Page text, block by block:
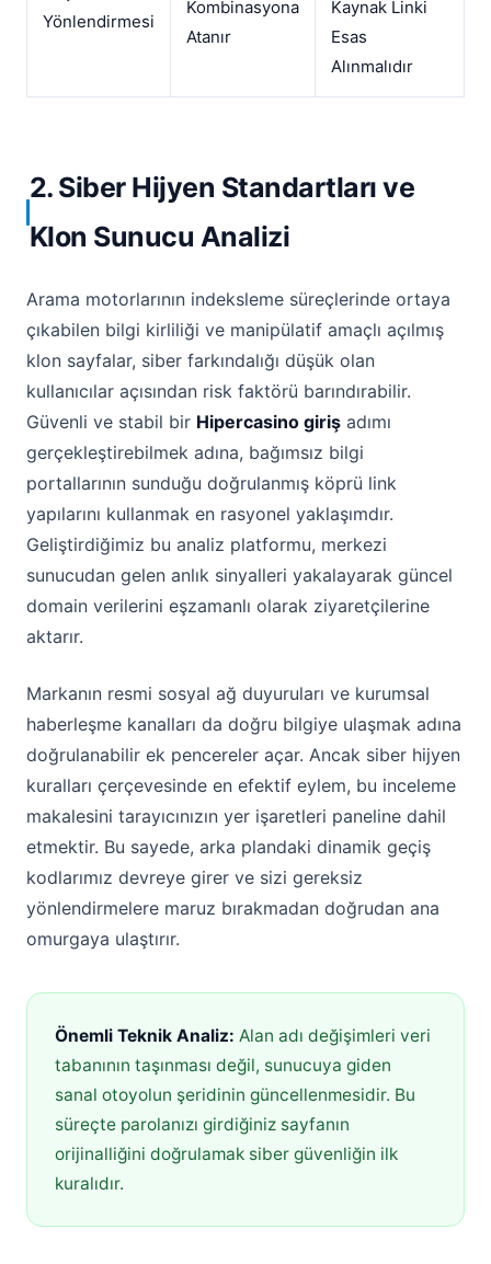
Yönlendirmesi
Kombinasyona
Atanır
Kaynak Linki
Esas
Alınmalıdır
2. Siber Hijyen Standartları ve
Klon Sunucu Analizi
Arama motorlarının indeksleme süreçlerinde ortaya
çıkabilen bilgi kirliliği ve manipülatif amaçlı açılmış
klon sayfalar, siber farkındalığı düşük olan
kullanıcılar açısından risk faktörü barındırabilir.
Güvenli ve stabil bir Hipercasino giriş adımı
gerçekleştirebilmek adına, bağımsız bilgi
portallarının sunduğu doğrulanmış köprü link
yapılarını kullanmak en rasyonel yaklaşımdır.
Geliştirdiğimiz bu analiz platformu, merkezi
sunucudan gelen anlık sinyalleri yakalayarak güncel
domain verilerini eşzamanlı olarak ziyaretçilerine
aktarır.
Markanın resmi sosyal ağ duyuruları ve kurumsal
haberleşme kanalları da doğru bilgiye ulaşmak adına
doğrulanabilir ek pencereler açar. Ancak siber hijyen
kuralları çerçevesinde en efektif eylem, bu inceleme
makalesini tarayıcınızın yer işaretleri paneline dahil
etmektir. Bu sayede, arka plandaki dinamik geçiş
kodlarımız devreye girer ve sizi gereksiz
yönlendirmelere maruz bırakmadan doğrudan ana
omurgaya ulaştırır.
Önemli Teknik Analiz: Alan adı değişimleri veri
tabanının taşınması değil, sunucuya giden
sanal otoyolun şeridinin güncellenmesidir. Bu
süreçte parolanızı girdiğiniz sayfanın
orijinalliğini doğrulamak siber güvenliğin ilk
kuralıdır.